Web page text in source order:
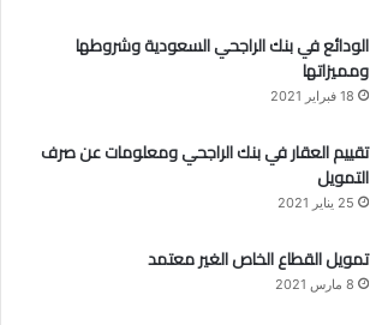
الودائع في بنك الراجحي السعودية وشروطها
ومميزاتها
18 فبراير 2021
تقييم العقار في بنك الراجحي ومعلومات عن صرف
التمويل
25 يناير 2021
تمويل القطاع الخاص الغير معتمد
8 مارس 2021